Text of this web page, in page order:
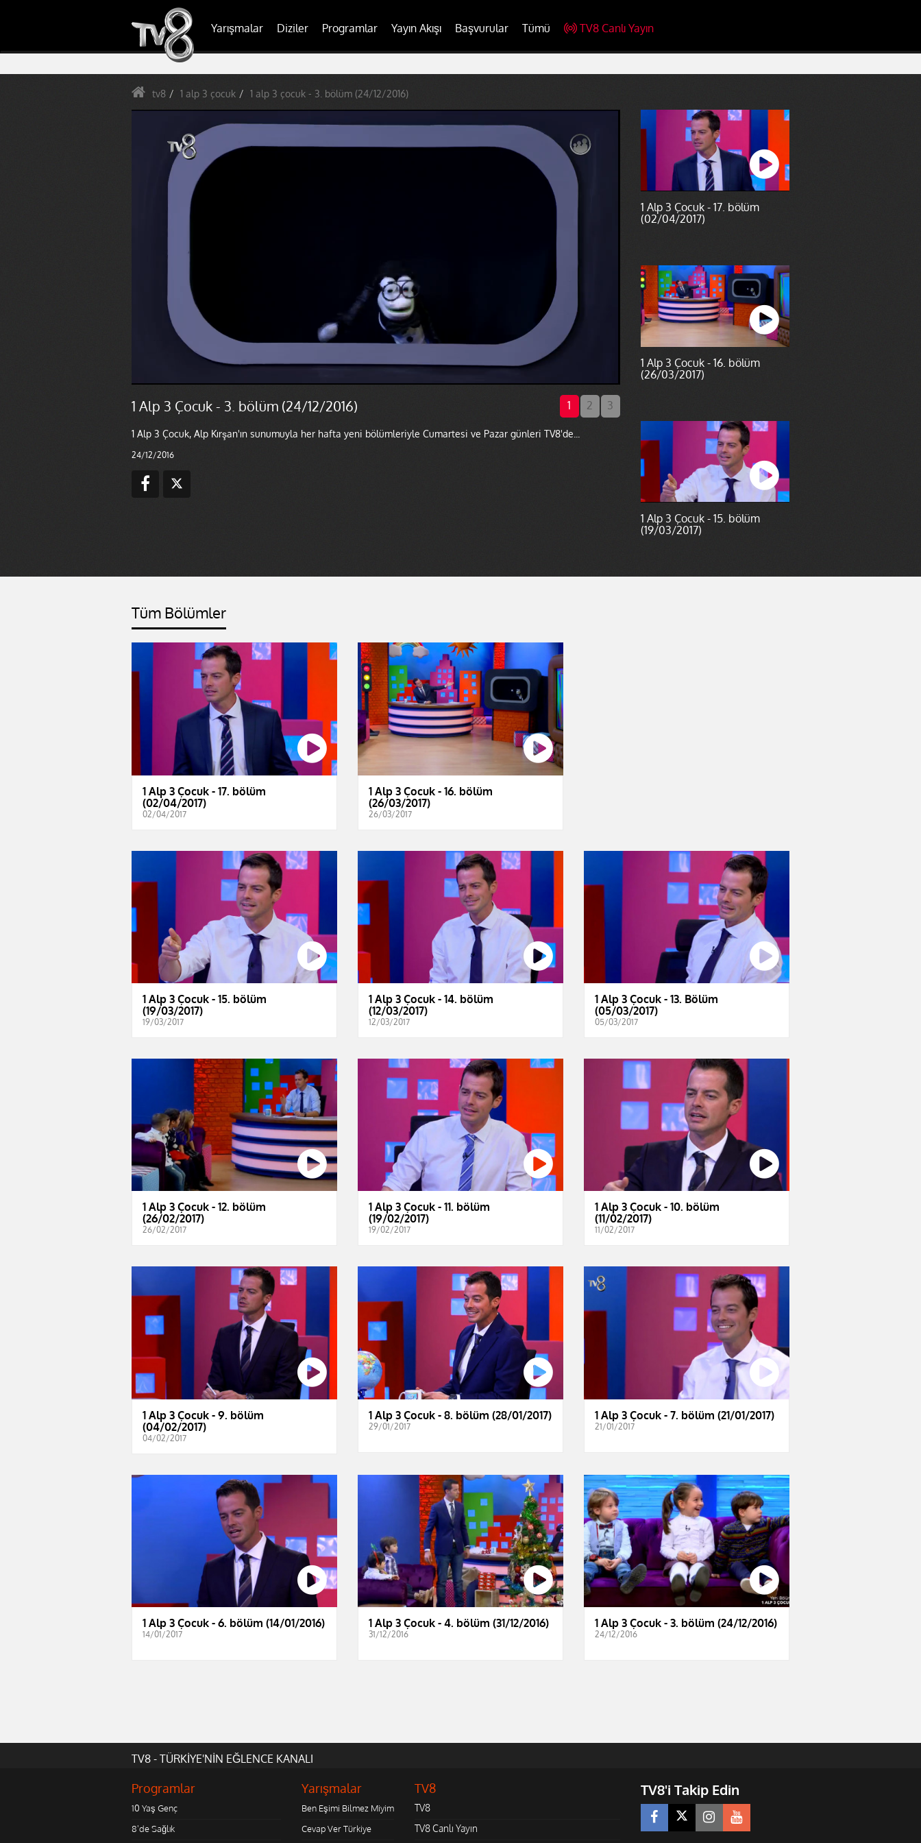
Yarışmalar Diziler Programlar Yayın Akışı Başvurular Tümü TV8 Canlı Yayın
tv8 1 alp 3 çocuk 1 alp 3 çocuk - 3. bölüm (24/12/2016)
1 Alp 3 Çocuk - 3. bölüm (24/12/2016) 1 2 3
1 Alp 3 Çocuk, Alp Kırşan'ın sunumuyla her hafta yeni bölümleriyle Cumartesi ve Pazar günleri TV8'de...
24/12/2016
1 Alp 3 Çocuk - 17. bölüm
(02/04/2017)
1 Alp 3 Çocuk - 16. bölüm
(26/03/2017)
1 Alp 3 Çocuk - 15. bölüm
(19/03/2017)
Tüm Bölümler
1 Alp 3 Çocuk - 17. bölüm
(02/04/2017)
02/04/2017
1 Alp 3 Çocuk - 16. bölüm
(26/03/2017)
26/03/2017
1 Alp 3 Çocuk - 15. bölüm
(19/03/2017)
19/03/2017
1 Alp 3 Çocuk - 14. bölüm
(12/03/2017)
12/03/2017
1 Alp 3 Çocuk - 13. Bölüm
(05/03/2017)
05/03/2017
1 Alp 3 Çocuk - 12. bölüm
(26/02/2017)
26/02/2017
1 Alp 3 Çocuk - 11. bölüm
(19/02/2017)
19/02/2017
1 Alp 3 Çocuk - 10. bölüm
(11/02/2017)
11/02/2017
1 Alp 3 Çocuk - 9. bölüm
(04/02/2017)
04/02/2017
1 Alp 3 Çocuk - 8. bölüm (28/01/2017)
29/01/2017
1 Alp 3 Çocuk - 7. bölüm (21/01/2017)
21/01/2017
1 Alp 3 Çocuk - 6. bölüm (14/01/2016)
14/01/2017
1 Alp 3 Çocuk - 4. bölüm (31/12/2016)
31/12/2016
1 Alp 3 Çocuk - 3. bölüm (24/12/2016)
24/12/2016
TV8 - TÜRKİYE'NİN EĞLENCE KANALI
Programlar
10 Yaş Genç
8'de Sağlık
Yarışmalar
Ben Eşimi Bilmez Miyim
Cevap Ver Türkiye
TV8
TV8
TV8 Canlı Yayın
TV8'i Takip Edin